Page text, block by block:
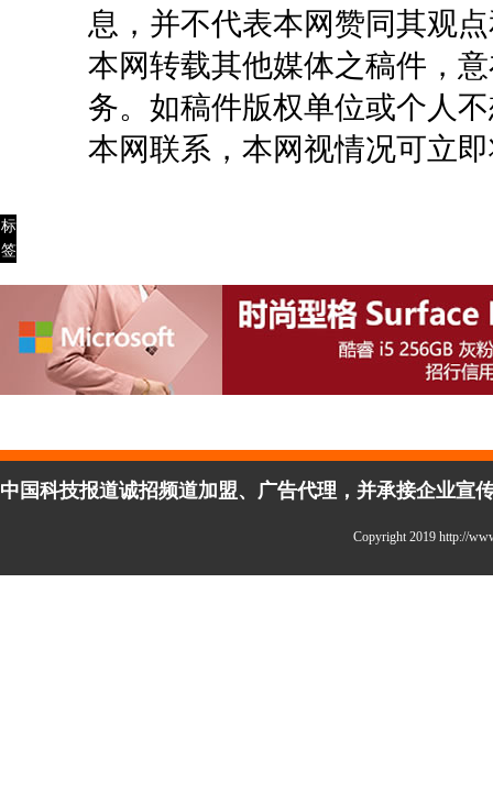
息，并不代表本网赞同其观
本网转载其他媒体之稿件，
务。如稿件版权单位或个人
本网联系，本网视情况可立
标
签
中国科技报道诚招频道加盟、广告代理，并承接企业宣
Copyright 2019 http://